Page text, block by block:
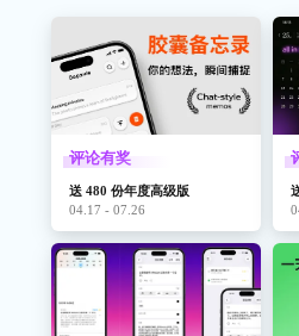
评论有奖
送 480 份年度高级版
04.17 - 07.26